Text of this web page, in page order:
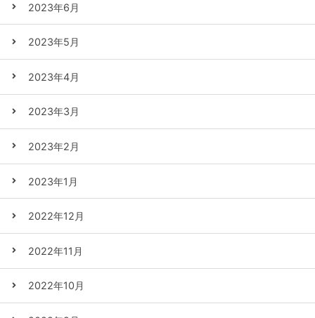
2023年6月
2023年5月
2023年4月
2023年3月
2023年2月
2023年1月
2022年12月
2022年11月
2022年10月